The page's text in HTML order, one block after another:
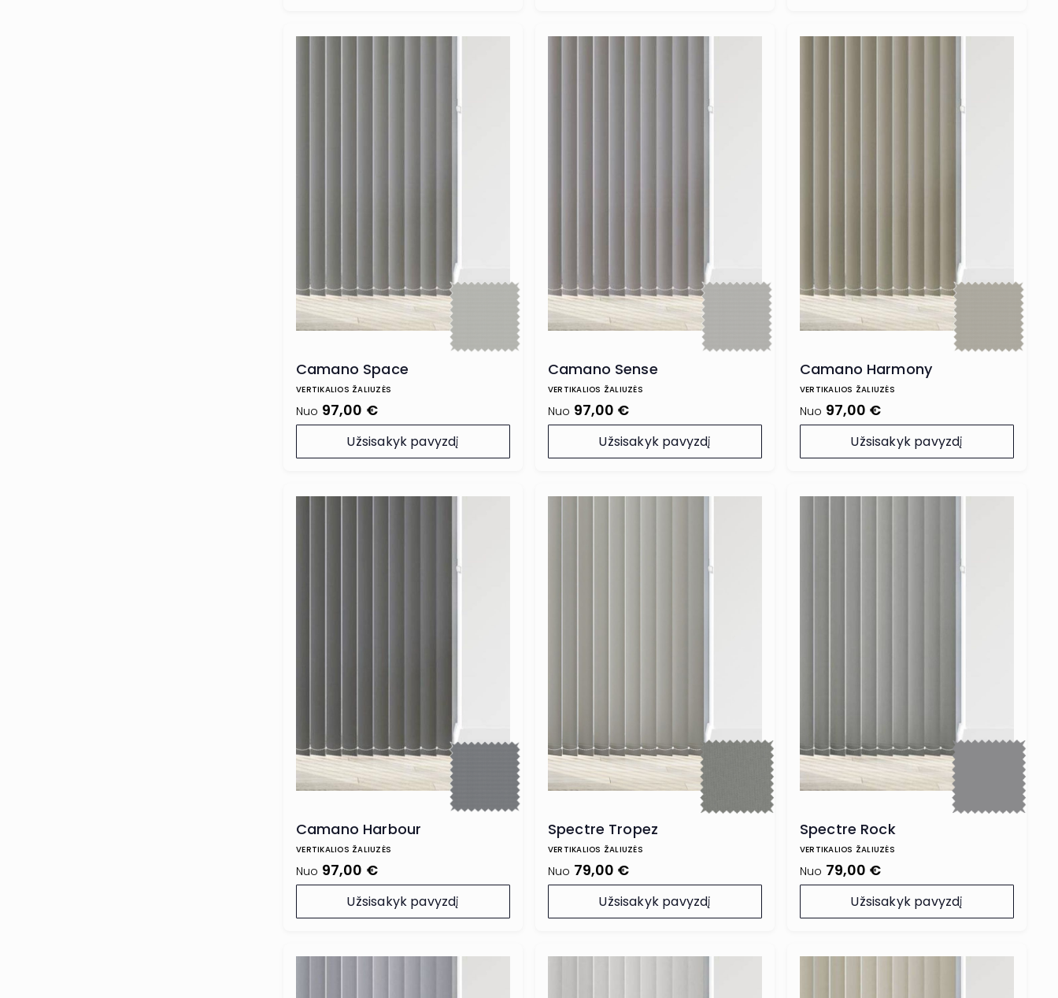
Camano Space
VERTIKALIOS ŽALIUZĖS
Nuo 97,00 €
Užsisakyk pavyzdį
Camano Sense
VERTIKALIOS ŽALIUZĖS
Nuo 97,00 €
Užsisakyk pavyzdį
Camano Harmony
VERTIKALIOS ŽALIUZĖS
Nuo 97,00 €
Užsisakyk pavyzdį
Camano Harbour
VERTIKALIOS ŽALIUZĖS
Nuo 97,00 €
Užsisakyk pavyzdį
Spectre Tropez
VERTIKALIOS ŽALIUZĖS
Nuo 79,00 €
Užsisakyk pavyzdį
Spectre Rock
VERTIKALIOS ŽALIUZĖS
Nuo 79,00 €
Užsisakyk pavyzdį